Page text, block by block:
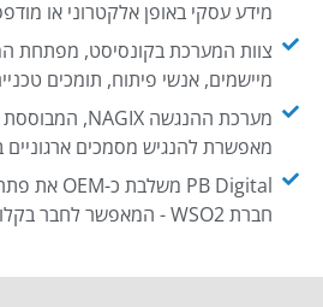
מידע עסקי באופן אלקטרוני או
צוות המערכת בקונסיסט, מפתחת
מיישמים, אנשי פיתוח, תומכים
מאפשרת להנגיש מסמכים ארגוניים
חברת WSO2 - המאפשר לחבר בקלות בין מערכות ארגוניות